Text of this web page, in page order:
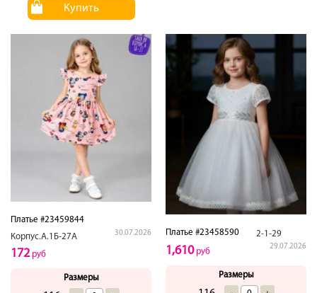
Купить
Платье #23459844
Корпус.А.1Б-27А
30.07.2026
172руб
Размеры
Платье #23458590 2-1-29
29.07.2026
1,610руб
Размеры